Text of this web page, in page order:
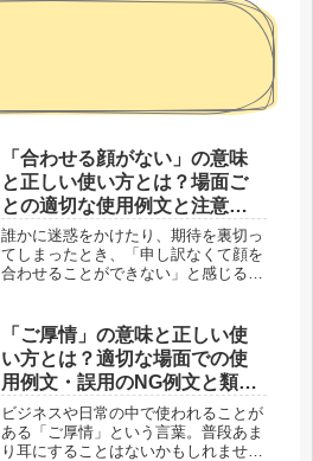
「合わせる顔がない」の意味
と正しい使い方とは？場面ご
との適切な使用例文と注意す
べき誤用表現
誰かに迷惑をかけたり、期待を裏切っ
てしまったとき、「申し訳なくて顔を
合わせることができない」と感じるこ
ない」 です。この言葉は、日常会話
だけでなく、ビジネスシーンでも使わ
れ...
「ご厚情」の意味と正しい使
い方とは？適切な場面での使
用例文・誤用のNG例文と類似
表現
ビジネスや日常の中で使われることが
ある「ご厚情」という言葉。普段あま
り耳にすることはないかもしれません